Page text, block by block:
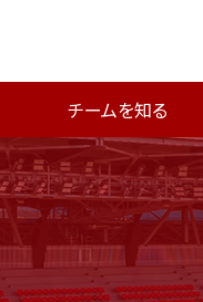
チームを知る